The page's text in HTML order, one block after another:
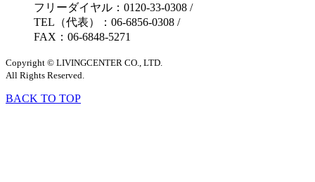
フリーダイヤル：0120-33-0308 /
TEL（代表）：06-6856-0308 /
FAX：06-6848-5271
Copyright © LIVINGCENTER CO., LTD.
All Rights Reserved.
BACK TO TOP